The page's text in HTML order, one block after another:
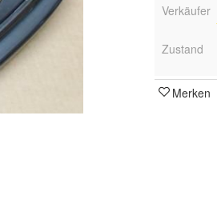
Verkäufer
Zustand
Merken